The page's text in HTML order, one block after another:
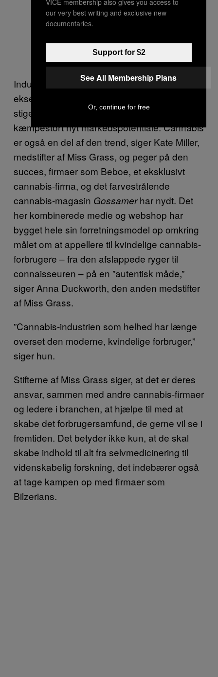
Industrier rettet mod kvinder som for
eksempel skønhed, sundhed og
stiger markant i popularitet og åbner for et
kæmpestort nyt markedspotentiale. Cannabis
er også en del af den trend, siger Kate Miller,
medstifter af Miss Grass, og peger på den
succes, firmaer som Beboe, et eksklusivt
cannabis-firma, og det farvestrålende
cannabis-magasin Gossamerhar nydt. Det
her kombinerede medie og webshop har
bygget hele sin forretningsmodel op omkring
målet om at appellere til kvindelige cannabis-
forbrugere – fra den afslappede ryger til
connaisseuren – på en ”autentisk måde,”
siger Anna Duckworth, den anden medstifter
af Miss Grass.
”Cannabis-industrien som helhed har længe
overset den moderne, kvindelige forbruger,”
siger hun.
Stifterne af Miss Grass siger, at det er deres
ansvar, sammen med andre cannabis-firmaer
og ledere i branchen, at hjælpe til med at
skabe det forbrugersamfund, de gerne vil se i
fremtiden. Det betyder ikke kun, at de skal
skabe indhold til alt fra selvmedicinering til
videnskabelig forskning, det indebærer også
at tage kampen op med firmaer som
Bilzerians.
our very best writing and exclusive new
documentaries.
Support for $2
See All Membership Plans
Or, continue for free